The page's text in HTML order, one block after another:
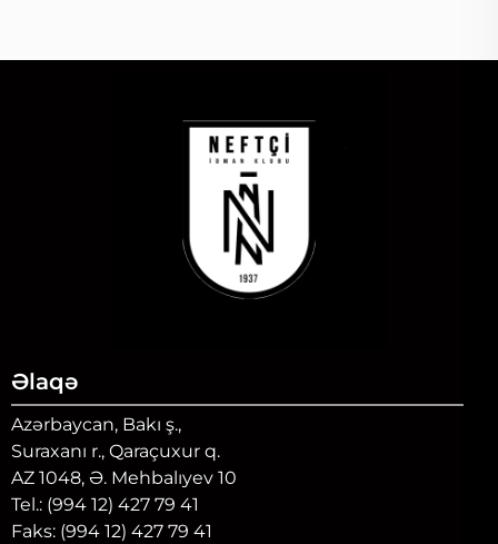
Əlaqə
Azərbaycan, Bakı ş.,
Suraxanı r., Qaraçuxur q.
AZ 1048, Ə. Mehbalıyev 10
Tel.: (994 12) 427 79 41
Faks: (994 12) 427 79 41